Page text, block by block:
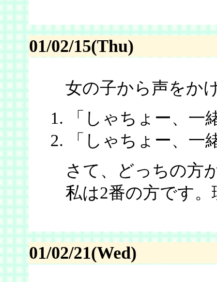
01/02/15(Thu)
女の子から声をか
「しゃちょー、一
「しゃちょー、一
さて、どっちの方
私は2番の方です。
01/02/21(Wed)